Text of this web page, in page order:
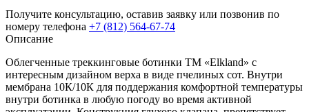
Получите консультацию, оставив заявку или позвонив по
номеру телефона +7 (812) 564-67-74
Описание
Облегченные треккинговые ботинки ТМ «Elkland» с
интересным дизайном верха в виде пчелиных сот. Внутри
мембрана 10К/10К для поддержания комфортной температуры
внутри ботинка в любую погоду во время активной